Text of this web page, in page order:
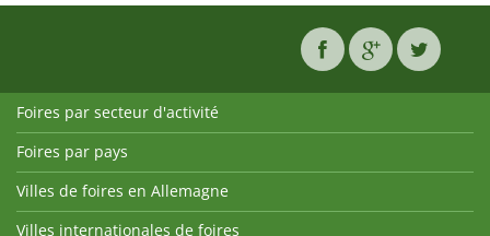
Foires par secteur d'activité
Foires par pays
Villes de foires en Allemagne
Villes internationales de foires